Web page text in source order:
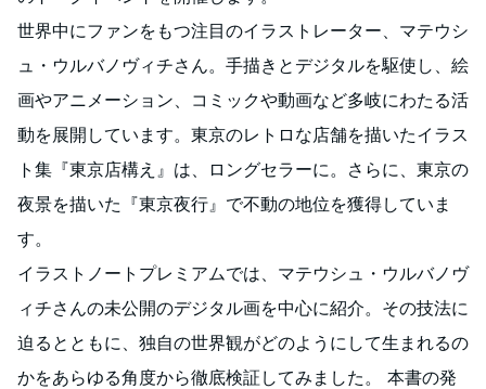
世界中にファンをもつ注目のイラストレーター、マテウシ
ュ・ウルバノヴィチさん。手描きとデジタルを駆使し、絵
画やアニメーション、コミックや動画など多岐にわたる活
動を展開しています。東京のレトロな店舗を描いたイラス
ト集『東京店構え』は、ロングセラーに。さらに、東京の
夜景を描いた『東京夜行』で不動の地位を獲得していま
す。
イラストノートプレミアムでは、マテウシュ・ウルバノヴ
ィチさんの未公開のデジタル画を中心に紹介。その技法に
迫るとともに、独自の世界観がどのようにして生まれるの
かをあらゆる角度から徹底検証してみました。 本書の発